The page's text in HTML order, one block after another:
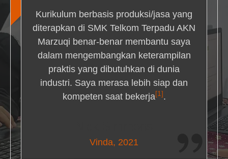
Kurikulum berbasis produksi/jasa yang
diterapkan di SMK Telkom Terpadu AKN
Marzuqi benar-benar membantu saya
dalam mengembangkan keterampilan
praktis yang dibutuhkan di dunia
industri. Saya merasa lebih siap dan
kompeten saat bekerja[1] .
Vinda, 2021